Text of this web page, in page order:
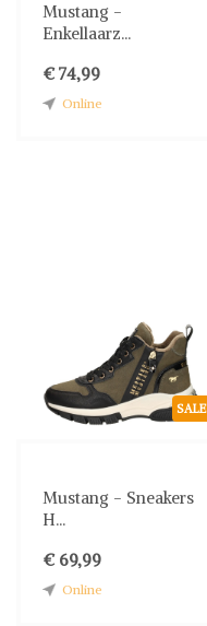
Mustang -
Enkellaarz...
€ 74,99
Online
SALE
Mustang - Sneakers
H...
€ 69,99
Online